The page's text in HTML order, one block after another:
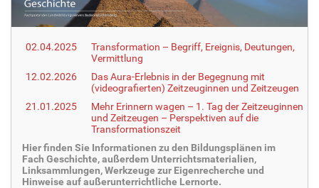
r
e
:
02.04.2025
Transformation – Begriff, Ereignis, Deutungen,
Vermittlung
12.02.2026
Das Aura-Erlebnis in der Begegnung mit
(videografierten) Zeitzeuginnen und Zeitzeugen
21.01.2025
Mehr Erinnern wagen – 1. Tag der Zeitzeuginnen
und Zeitzeugen – Perspektiven auf die
Transformationszeit
Hier finden Sie Informationen zu den Bildungsplänen im
Fach Geschichte, außerdem Unterrichtsmaterialien,
Linksammlungen, Werkzeuge zur Eigenrecherche und
Hinweise auf außerunterrichtliche Lernorte.